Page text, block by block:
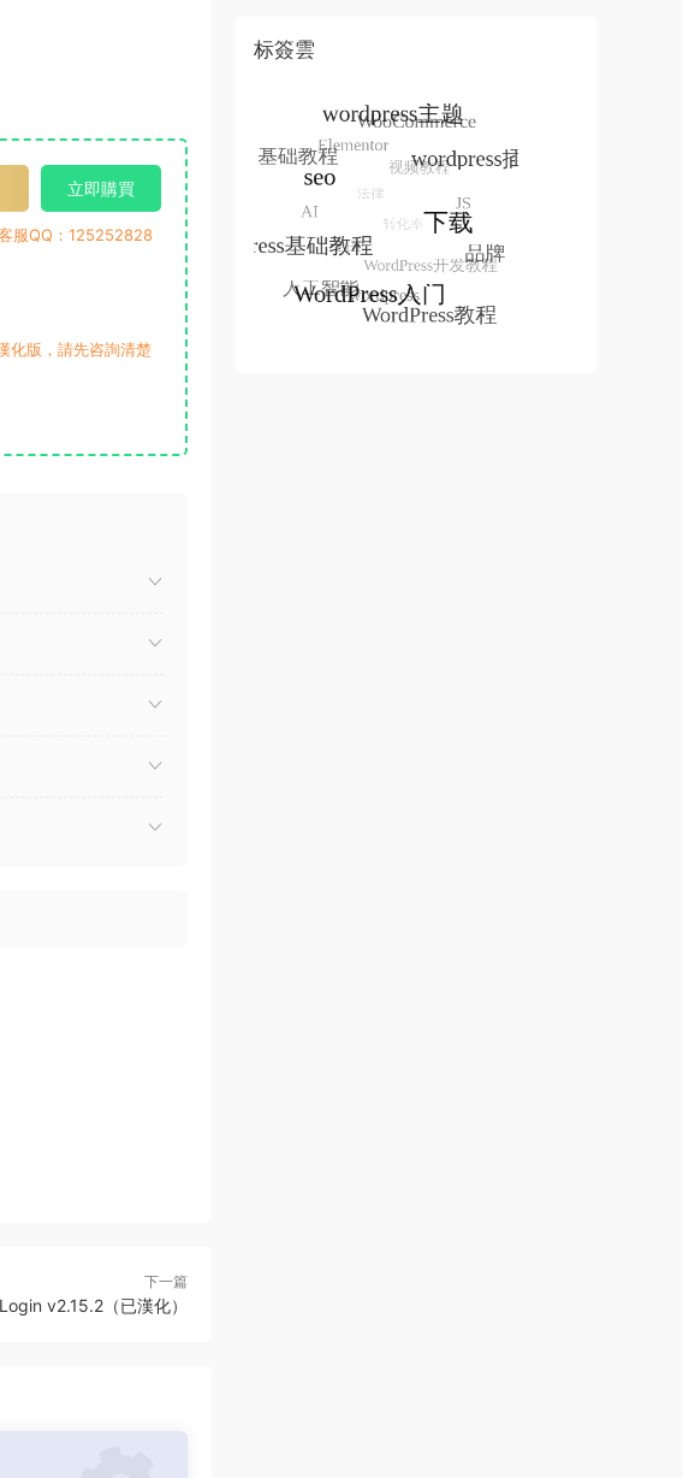
立即購買
服QQ：125252828
化版，請先咨詢清楚
下一篇
v2.15.2（已漢化）
标簽雲